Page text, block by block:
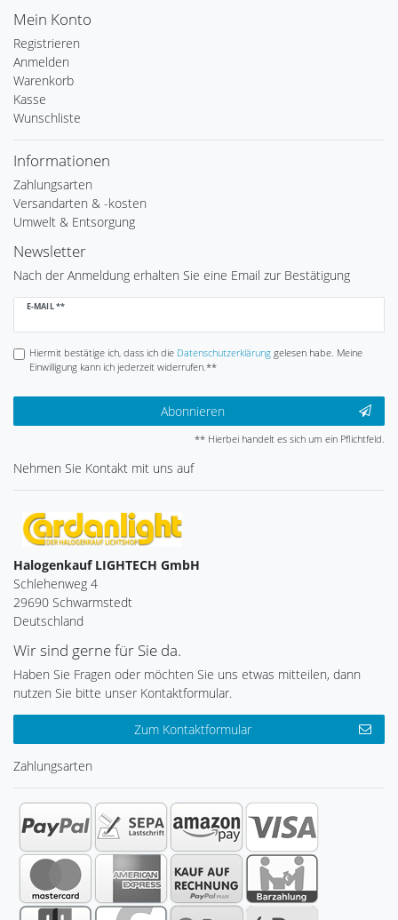
Mein Konto
Registrieren
Anmelden
Warenkorb
Kasse
Wunschliste
Informationen
Zahlungsarten
Versandarten & -kosten
Umwelt & Entsorgung
Newsletter
Nach der Anmeldung erhalten Sie eine Email zur Bestätigung
E-MAIL **
Newsletter
Hiermit bestätige ich, dass ich die Daten­schutz­erklärunggelesen habe. Meine
Einwilligung kann ich jederzeit widerrufen.**
Abonnieren
** Hierbei handelt es sich um ein Pflichtfeld.
Nehmen Sie Kontakt mit uns auf
Halogenkauf LIGHTECH GmbH
Schlehenweg 4
29690 Schwarmstedt
Deutschland
Wir sind gerne für Sie da.
Haben Sie Fragen oder möchten Sie uns etwas mitteilen, dann
nutzen Sie bitte unser Kontaktformular.
Zum Kontaktformular
Zahlungsarten